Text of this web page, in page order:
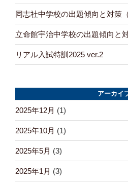
同志社中学校の出題傾向と対策
立命館宇治中学校の出題傾向と
リアル入試特訓2025 ver.2
アーカイ
2025年12月 (1)
2025年10月 (1)
2025年5月 (3)
2025年1月 (3)